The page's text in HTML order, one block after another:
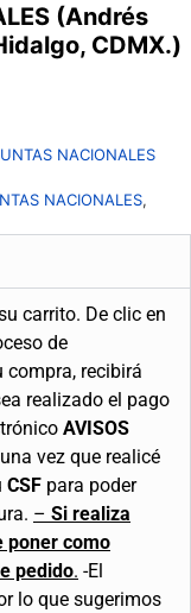
(Andrés
CDMX.)
NACIONALES
NACIONALES,
carrito. De clic en
de
compra, recibirá
realizado el pago
AVISOS
vez que realicé
CSF para poder
– Si realiza
poner como
pedido. -El
lo que sugerimos